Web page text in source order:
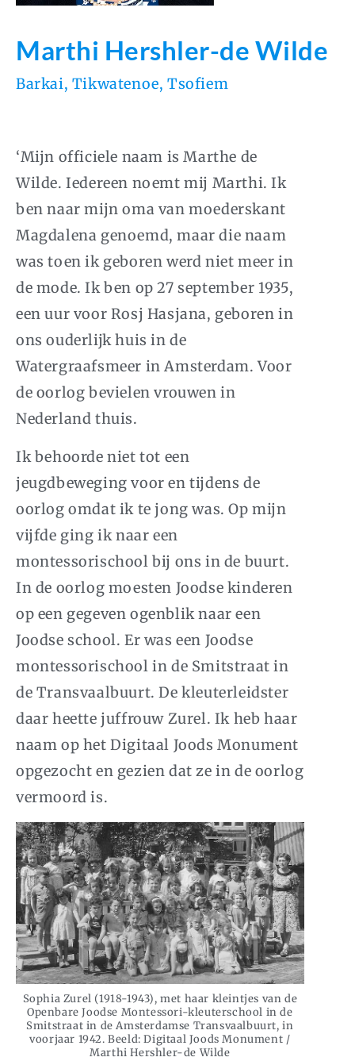
Marthi Hershler-de Wilde
Barkai, Tikwatenoe,Tsofiem
‘Mijn officiele naam is Marthe de
Wilde. Iedereen noemt mij Marthi. Ik
ben naar mijn oma van moederskant
Magdalena genoemd, maar die naam
was toen ik geboren werd niet meer in
de mode. Ik ben op 27 september 1935,
een uur voor Rosj Hasjana, geboren in
ons ouderlijk huis in de
Watergraafsmeer in Amsterdam. Voor
de oorlog bevielen vrouwen in
Nederland thuis.
Ik behoorde niet tot een
jeugdbeweging voor en tijdens de
oorlog omdat ik te jong was. Op mijn
vijfde ging ik naar een
montessorischool bij ons in de buurt.
In de oorlog moesten Joodse kinderen
op een gegeven ogenblik naar een
Joodse school. Er was een Joodse
montessorischool in de Smitstraat in
de Transvaalbuurt. De kleuterleidster
daar heette juffrouw Zurel. Ik heb haar
naam op het Digitaal Joods Monument
opgezocht en gezien dat ze in de oorlog
vermoord is.
Sophia Zurel (1918-1943), met haar kleintjes van de
Openbare Joodse Montessori-kleuterschool in de
Smitstraat in de Amsterdamse Transvaalbuurt, in
voorjaar 1942. Beeld: Digitaal Joods Monument /
Marthi Hershler-de Wilde